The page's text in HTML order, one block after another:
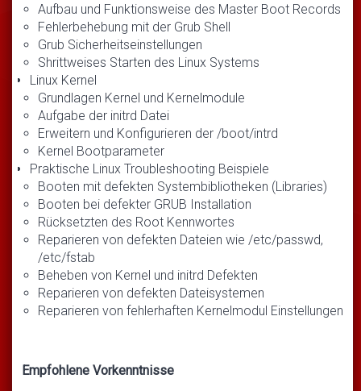
Aufbau und Funktionsweise des Master Boot Records
Fehlerbehebung mit der Grub Shell
Grub Sicherheitseinstellungen
Shrittweises Starten des Linux Systems
Linux Kernel
Grundlagen Kernel und Kernelmodule
Aufgabe der initrd Datei
Erweitern und Konfigurieren der /boot/intrd
Kernel Bootparameter
Praktische Linux Troubleshooting Beispiele
Booten mit defekten Systembibliotheken (Libraries)
Booten bei defekter GRUB Installation
Rücksetzten des Root Kennwortes
Reparieren von defekten Dateien wie /etc/passwd,
/etc/fstab
Beheben von Kernel und initrd Defekten
Reparieren von defekten Dateisystemen
Reparieren von fehlerhaften Kernelmodul Einstellungen
Empfohlene Vorkenntnisse